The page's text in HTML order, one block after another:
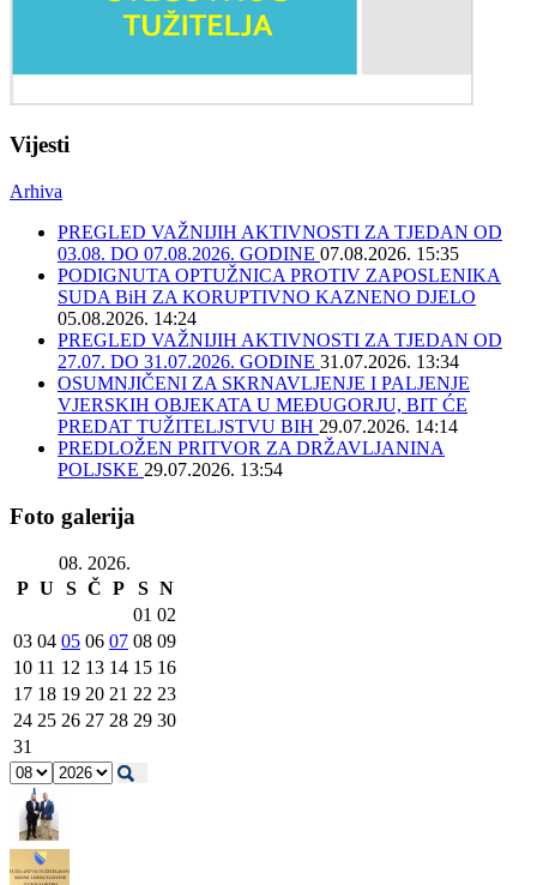
Vijesti
Arhiva
PREGLED VAŽNIJIH AKTIVNOSTI ZA TJEDAN OD
03.08. DO 07.08.2026. GODINE 07.08.2026. 15:35
PODIGNUTA OPTUŽNICA PROTIV ZAPOSLENIKA
SUDA BiH ZA KORUPTIVNO KAZNENO DJELO
05.08.2026. 14:24
PREGLED VAŽNIJIH AKTIVNOSTI ZA TJEDAN OD
27.07. DO 31.07.2026. GODINE 31.07.2026. 13:34
OSUMNJIČENI ZA SKRNAVLJENJE I PALJENJE
VJERSKIH OBJEKATA U MEĐUGORJU, BIT ĆE
PREDAT TUŽITELJSTVU BIH 29.07.2026. 14:14
PREDLOŽEN PRITVOR ZA DRŽAVLJANINA
POLJSKE 29.07.2026. 13:54
Foto galerija
08. 2026.
P U S Č P S N
01 02
03 04 05 06 07 08 09
10 11 12 13 14 15 16
17 18 19 20 21 22 23
24 25 26 27 28 29 30
31